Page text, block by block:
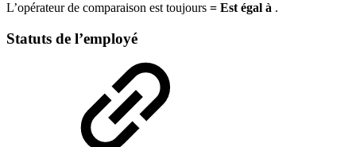
L’opérateur de comparaison est toujours = Est égal à .
Statuts de l’employé